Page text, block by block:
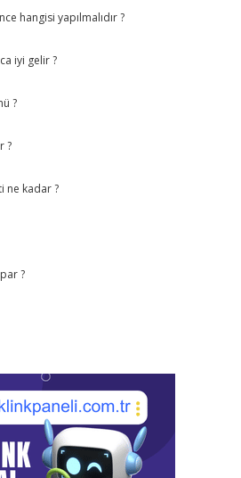
hangisi yapılmalıdır ?
iyi gelir ?
?
?
ne kadar ?
?